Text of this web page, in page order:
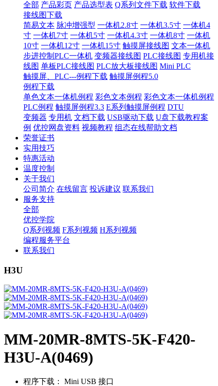
全部 产品彩页 产品选型表 Q系列文件下载 软件下载
接线图下载
简易文本 脉冲增强型 一体机2.8寸 一体机3.5寸 一体机4
寸 一体机7寸 一体机5寸 一体机4.3寸 一体机8寸 一体机
10寸 一体机12寸 一体机15寸 触摸屏接线图 文本一体机
步进控制PLC一体机 变频器接线图 PLC接线图 专用机接
线图 单板PLC接线图 PLC放大板接线图 Mini PLC
触摸屏、PLC---例程下载 触摸屏例程5.0
例程下载
单色文本一体机例程 彩色文本例程 彩色文本一体机例程
PLC例程 触摸屏例程3.3 E系列触摸屏例程 DTU
变频器 专用机 文档下载 USB驱动下载 U盘下载教程案
例 优控网盘资料 视频教程 组态在线帮助文档
荣誉证书
实用技巧
特惠活动
温度控制
关于我们
公司简介 在线留言 投诉建议 联系我们
服务支持
全部
优控学院
Q系列视频 F系列视频 H系列视频
编程服务平台
联系我们
H3U
MM-20MR-8MTS-5K-F420-
H3U-A(0469)
程序下载：
Mini USB 接口